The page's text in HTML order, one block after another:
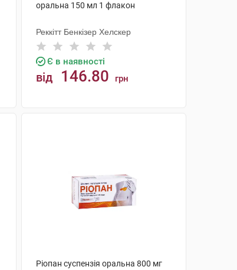
оральна 150 мл 1 флакон
Реккітт Бенкізер Хелскер
Є в наявності
від 146.80 грн
Ріопан суспензія оральна 800 мг